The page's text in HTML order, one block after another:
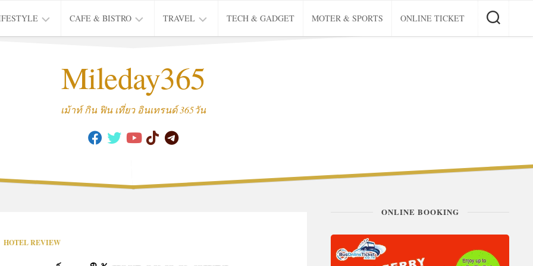
MOVIE
CAFE & BISTRO
CAFE
TRAVEL
THAI
TRIP
TECH & GADGET MOTER & SPORTS ONLINE TICKET
Mileday365
เม้าท์ กิน ฟิน เที่ยว อินเทรนด์ 365วัน
HOTEL REVIEW
ONLINE BOOKING